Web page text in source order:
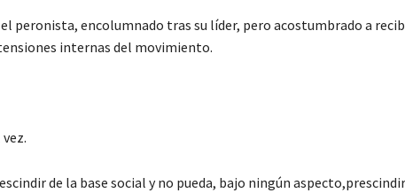
peronista, encolumnado tras su líder, pero acostumbrado a
internas del movimiento.
de la base social y no pueda, bajo ningún